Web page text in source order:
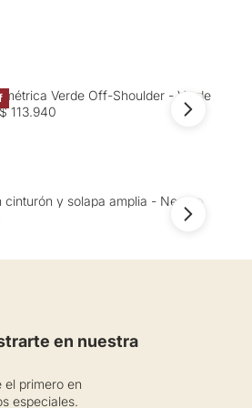
Favoritos
Verde Off-Shoulder - Verde
$ 113.940
Favoritos
cinturón y solapa amplia - Negro
en nuestra
el primero en
especiales.